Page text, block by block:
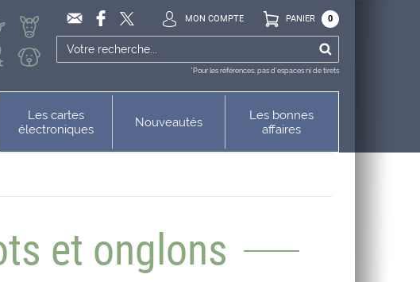
MON COMPTE 0
PANIER
*Pour les références, pas d’espaces ni de tirets
Les cartes
électroniques
Nouveautés
Les bonnes
affaires
et onglons